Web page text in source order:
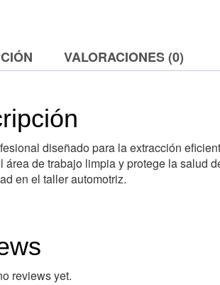
VALORACIONES (0)
diseñado para la extracción
área de trabajo limpia y protege la salud
en el taller automotriz.
reviews yet.